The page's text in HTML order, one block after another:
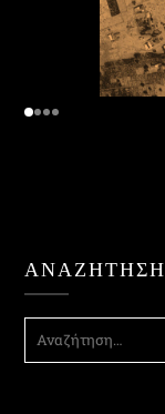
ΑΝΑΖΉΤΗΣΗ
ΓΙΑ: